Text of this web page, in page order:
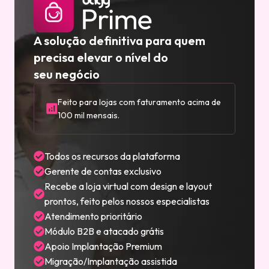
A solução definitiva para quem
precisa elevar o nível do
seu negócio
Feito para lojas com faturamento acima de
100 mil mensais.
Todos os recursos da plataforma
Gerente de contas exclusivo
Recebe a loja virtual com design e layout
prontos, feito pelos nossos especialistas
Atendimento prioritário
Módulo B2B e atacado grátis
Apoio Implantação Premium
Migração/Implantação assistida